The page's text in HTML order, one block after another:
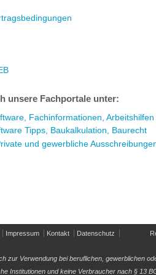
unsere Fachportale unter:
Fachinformationen, Arbeitshilfen
Tipps, Baukalkulation, Baurecht
und gewerbliche
Impressum Kontakt Datenschutz
zur Verwendung bei beruflichen, gewerblichen
Institutionen und keine Verbraucher nach § 13